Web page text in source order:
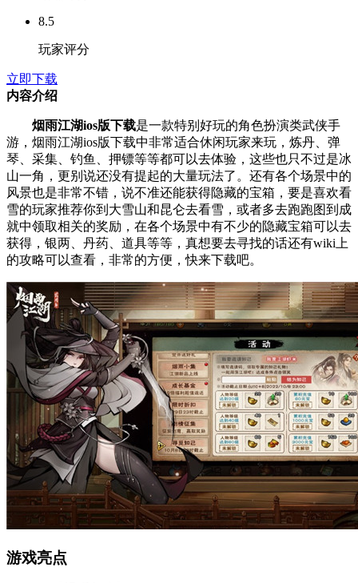
8.5
玩家评分
立即下载
内容介绍
烟雨江湖ios版下载是一款特别好玩的角色扮演类武侠手
游，烟雨江湖ios版下载中非常适合休闲玩家来玩，炼丹、弹
琴、采集、钓鱼、押镖等等都可以去体验，这些也只不过是冰
山一角，更别说还没有提起的大量玩法了。还有各个场景中的
风景也是非常不错，说不准还能获得隐藏的宝箱，要是喜欢看
雪的玩家推荐你到大雪山和昆仑去看雪，或者多去跑跑图到成
就中领取相关的奖励，在各个场景中有不少的隐藏宝箱可以去
获得，银两、丹药、道具等等，真想要去寻找的话还有wiki上
的攻略可以查看，非常的方便，快来下载吧。
游戏亮点